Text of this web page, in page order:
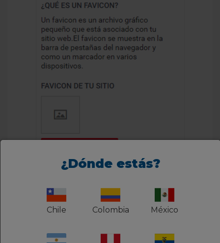
Será necesario que guarde el sitio antes de
“Guardar mi sitio”:
¿Dónde estás?
Chile Colombia México